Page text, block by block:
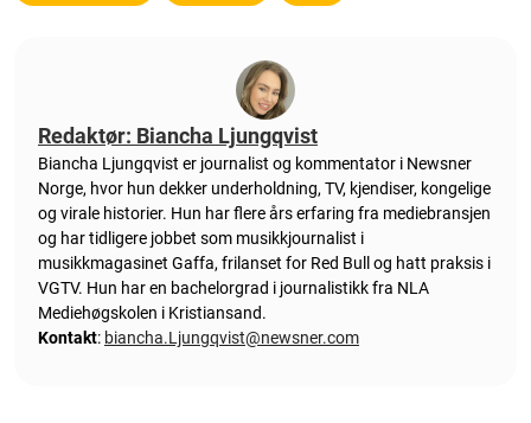
Redaktør: Biancha Ljungqvist
Biancha Ljungqvist er journalist og kommentator i Newsner
Norge, hvor hun dekker underholdning, TV, kjendiser, kongelige
og virale historier. Hun har flere års erfaring fra mediebransjen
og har tidligere jobbet som musikkjournalist i
musikkmagasinet Gaffa, frilanset for Red Bull og hatt praksis i
VGTV. Hun har en bachelorgrad i journalistikk fra NLA
Mediehøgskolen i Kristiansand.
Kontakt: biancha.Ljungqvist@newsner.com